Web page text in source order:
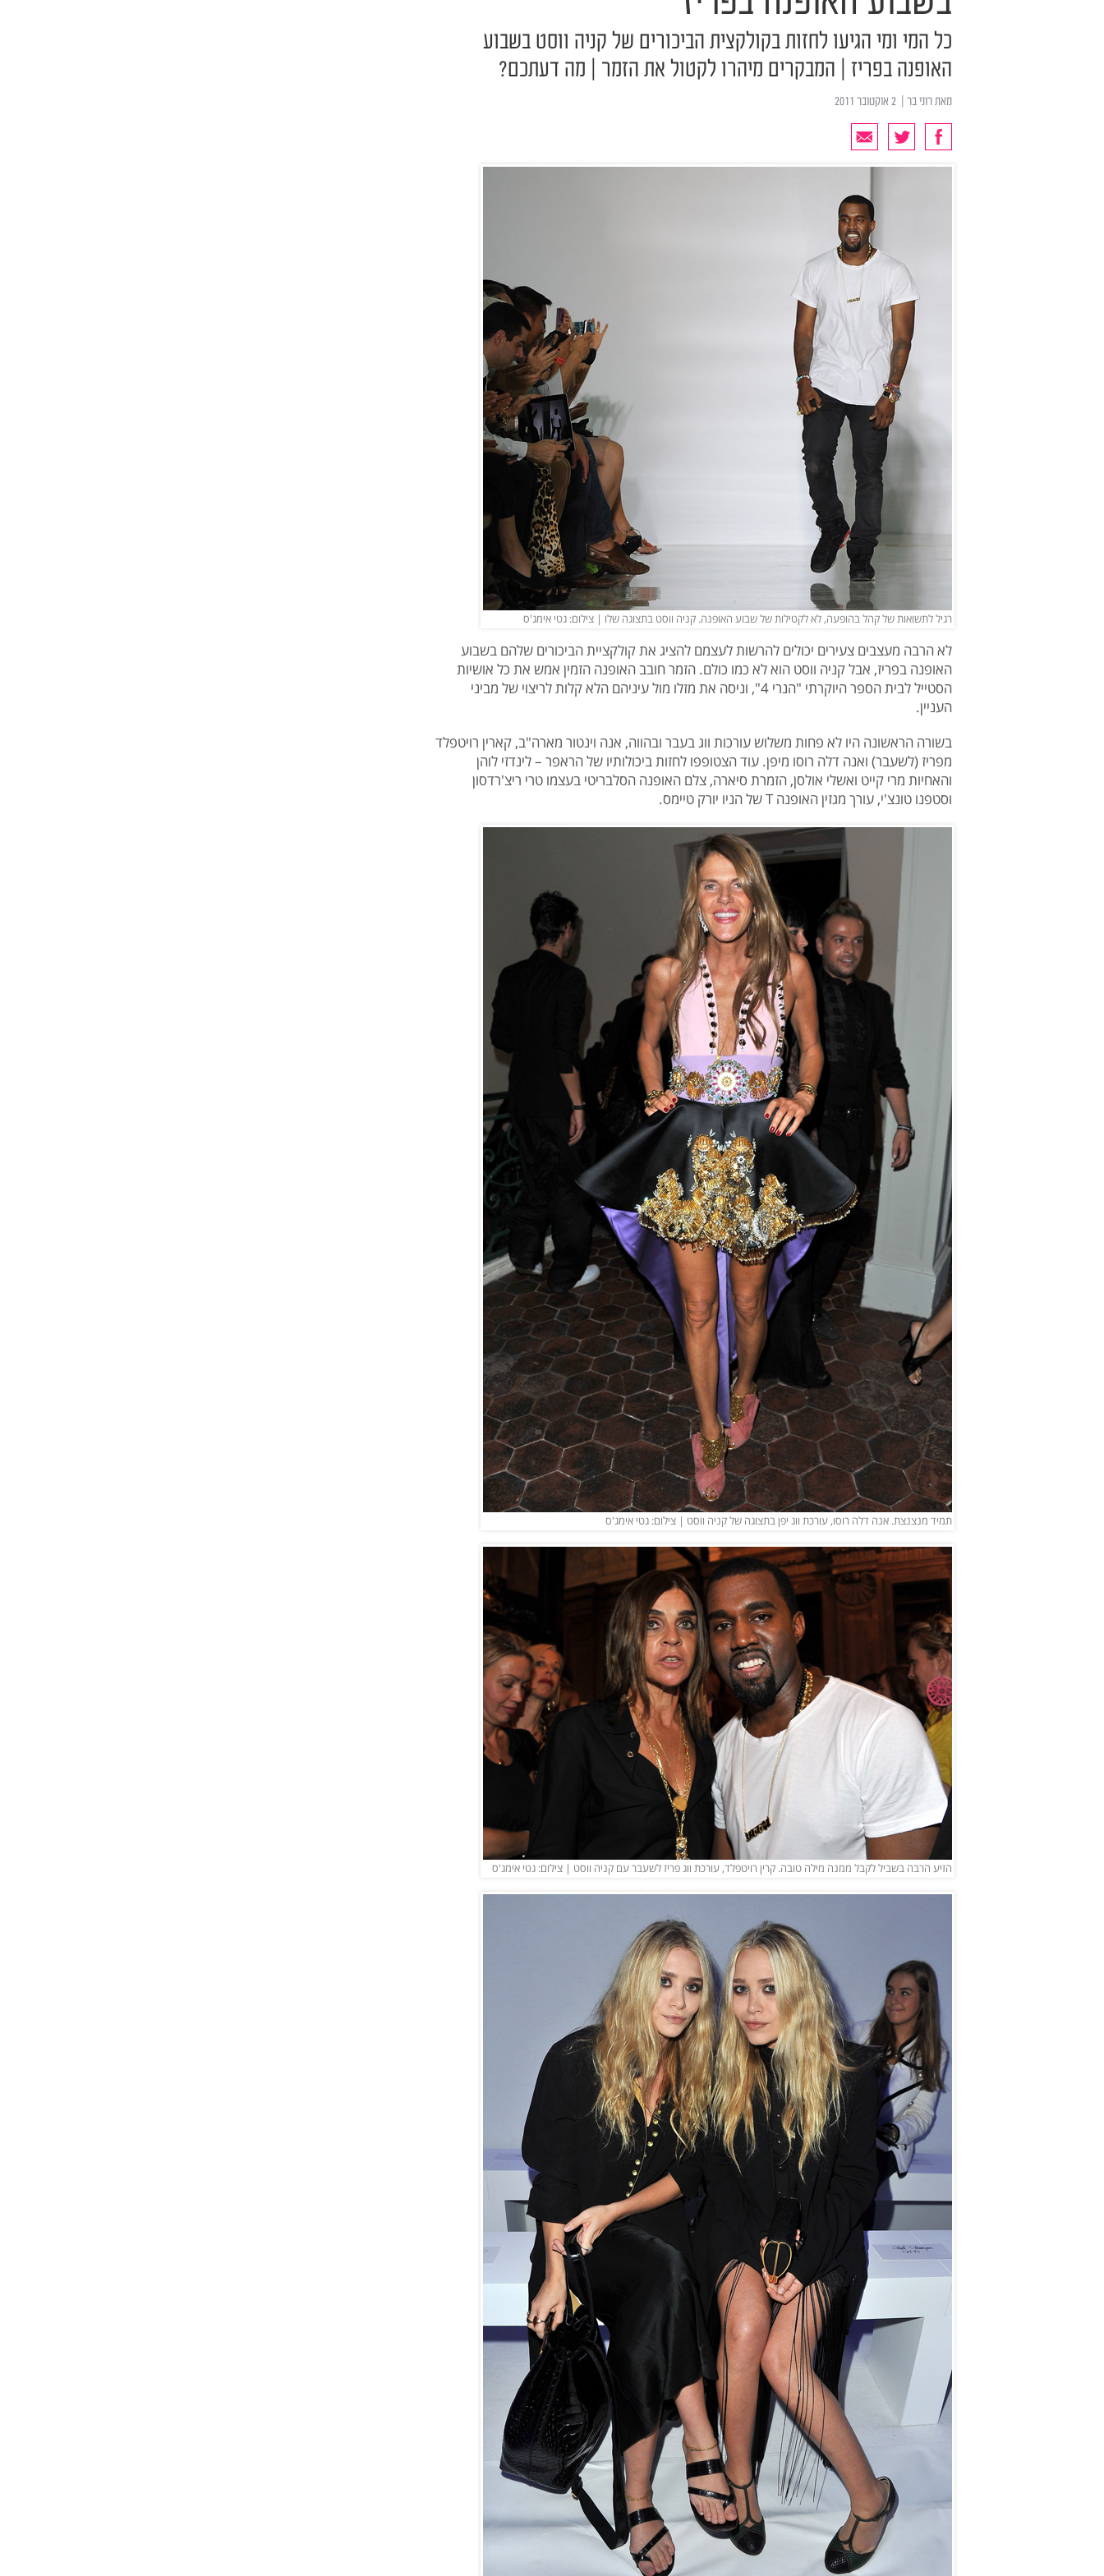
כל המי ומי הגיעו לחזות בקולקצית הביכורים של קניה ווסט בשבוע
האופנה בפריז | המבקרים מיהרו לקטול את הזמר | מה דעתכם?
מאתרוני בר
רגיל לתשואות של קהל בהופעה, לא לקטילות של שבוע האופנה. קניה ווסט בתצוגה שלו | צילום: גטי אימג'ס
לא הרבה מעצבים צעירים יכולים להרשות לעצמם להציג את קולקציית הביכורים שלהם בשבוע
האופנה בפריז, אבל קניה ווסט הוא לא כמו כולם. הזמר חובב האופנה הזמין אמש את כל אושיות
הסטייל לבית הספר היוקרתי "הנרי 4", וניסה את מזלו מול עיניהם הלא קלות לריצוי של מביני
העניין.
בשורה הראשונה היו לא פחות משלוש עורכות ווג בעבר ובהווה, אנה וינטור מארה"ב, קארין רויטפלד
מפריז (לשעבר) ואנה דלה רוסו מיפן. עוד הצטופפו לחזות ביכולותיו של הראפר – לינדזי לוהן
והאחיות מרי קייט ואשלי אולסן, הזמרת סיארה, צלם האופנה הסלבריטי בעצמו טרי ריצ'רדסון
וסטפנו טונצ'י, עורך מגזין האופנה T של הניו יורק טיימס.
תמיד מנצנצת. אנה דלה רוסו, עורכת ווג יפן בתצוגה של קניה ווסט | צילום: גטי אימג'ס
הזיע הרבה בשביל לקבל ממנה מילה טובה. קרין רויטפלד, עורכת ווג פריז לשעבר עם קניה ווסט | צילום: גטי אימג'ס